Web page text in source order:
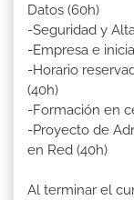
Datos (60h)
-Seguridad y
-Empresa e
-Horario
(40h)
-Formación en
-Proyecto de
en Red (40h)
Al terminar el